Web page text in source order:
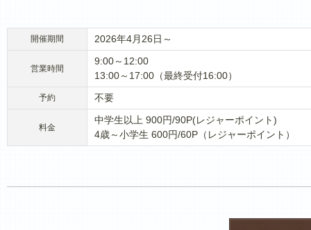
開催期間 2026年4月26日～
営業時間
9:00～12:00
13:00～17:00（最終受付16:00）
予約 不要
料金
中学生以上 900円/90P(レジャーポイント)
4歳～小学生 600円/60P（レジャーポイント）